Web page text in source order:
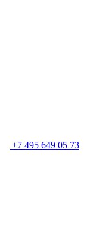
+7 495 649 05 73